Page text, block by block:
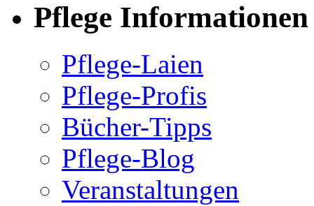
Pflege Informationen
Pflege-Laien
Pflege-Profis
Bücher-Tipps
Pflege-Blog
Veranstaltungen